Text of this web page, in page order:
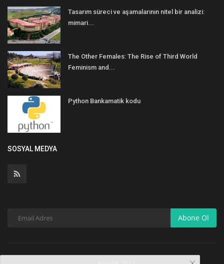
Tasarım süreci ve aşamalarının nitel bir analizi:
mimari...
The Other Females: The Rise of Third World
Feminism and...
Python Bankamatik kodu
SOSYAL MEDYA
Abone Ol